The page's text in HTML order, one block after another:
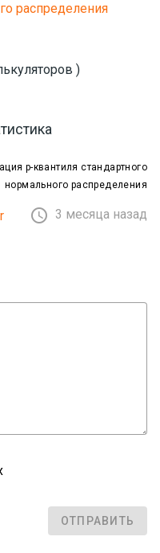
распределения
)
p-квантиля стандартного
нормального распределения
 3 месяца назад
ОТПРАВИТЬ